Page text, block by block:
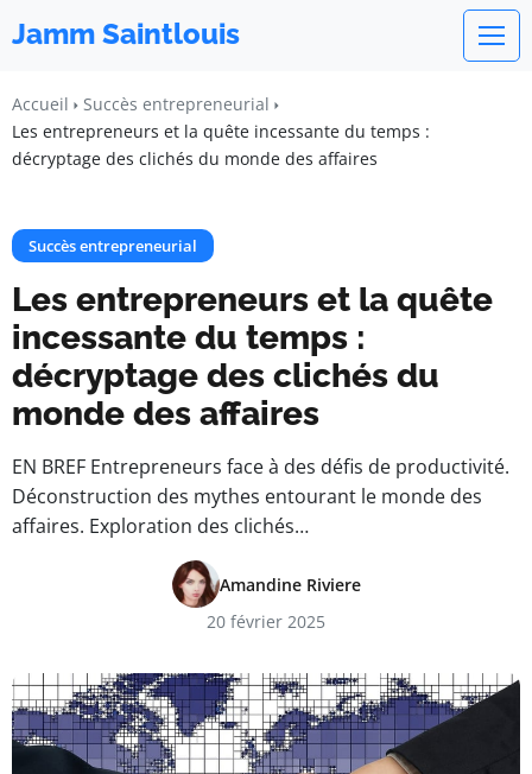
Jamm Saintlouis
Accueil
Succès entrepreneurial
Les entrepreneurs et la quête incessante du temps :
décryptage des clichés du monde des affaires
Succès entrepreneurial
Les entrepreneurs et la quête
incessante du temps :
décryptage des clichés du
monde des affaires
EN BREF Entrepreneurs face à des défis de productivité.
Déconstruction des mythes entourant le monde des
affaires. Exploration des clichés…
Amandine Riviere
20 février 2025